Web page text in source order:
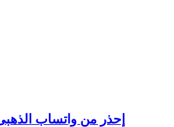
إحذر من واتساب